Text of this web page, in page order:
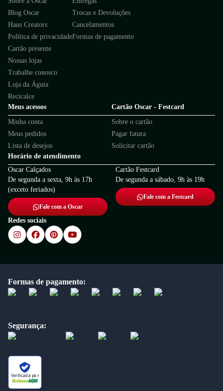
Blog Oscar
Haus Creators
Política de privacidade
Cartão presente
Nossas lojas
Trabalhe conosco
Loja da Águia
Recicalce
Trocas e Devoluções
Cancelamentos
Formas de pagamento
Meus acessos
Minha conta
Meus pedidos
Lista de desejos
Cartão Oscar - Festcard
Sobre o cartão
Pagar fatura
Solicitar cartão
Horário de atendimento
Oscar Calçados
De segunda a sexta, 9h às 17h
(exceto feriados)
Fale com a Oscar
Cartão Festcard
De segunda a sábado, 9h às 19h
Fale com a Festcard
Redes sociais
Formas de pagamento:
Segurança:
Verificada por